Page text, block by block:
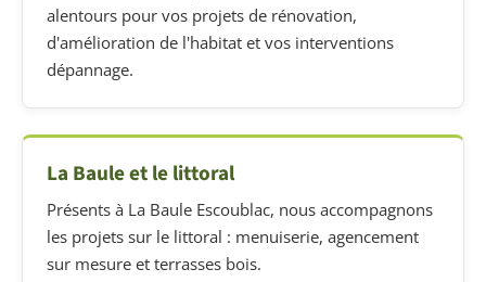
alentours pour vos projets de rénovation,
d'amélioration de l'habitat et vos interventions
dépannage.
La Baule et le littoral
Présents à La Baule Escoublac, nous accompagnons
les projets sur le littoral : menuiserie, agencement
sur mesure et terrasses bois.